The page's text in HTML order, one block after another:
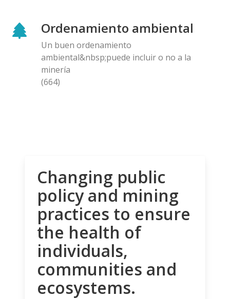
Ordenamiento ambiental
Un buen ordenamiento
ambiental&nbsp;puede incluir o no a la
minería
(664)
Changing public
policy and mining
practices to ensure
the health of
individuals,
communities and
ecosystems.